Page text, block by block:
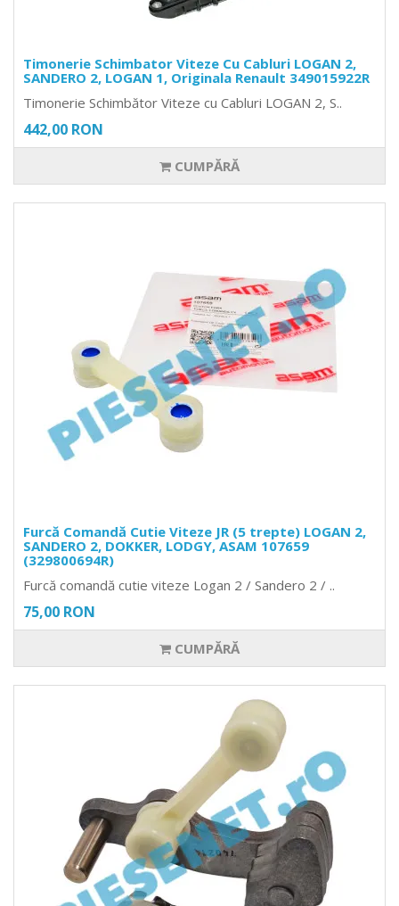
Timonerie Schimbator Viteze Cu Cabluri LOGAN 2,
SANDERO 2, LOGAN 1, Originala Renault 349015922R
Timonerie Schimbător Viteze cu Cabluri LOGAN 2, S..
442,00 RON
CUMPĂRĂ
Furcă Comandă Cutie Viteze JR (5 trepte) LOGAN 2,
SANDERO 2, DOKKER, LODGY, ASAM 107659
(329800694R)
Furcă comandă cutie viteze Logan 2 / Sandero 2 / ..
75,00 RON
CUMPĂRĂ